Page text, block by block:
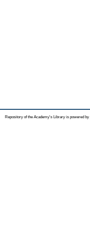
Repository of the Academy's Library is powered by